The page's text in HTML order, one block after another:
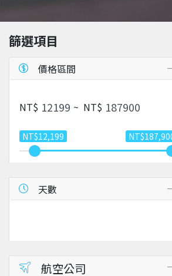
篩選項目
價格區間
NT$ ~ NT$
NT$12,199
天數
航空公司